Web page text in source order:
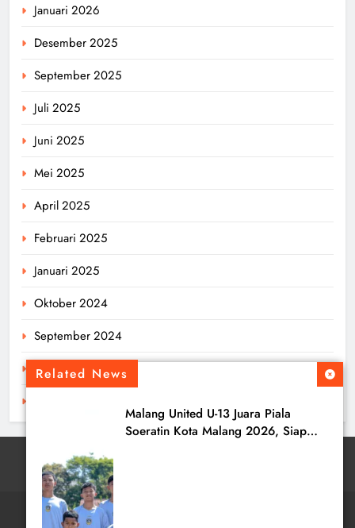
Related News
Malang United U-13 Juara Piala
Soeratin Kota Malang 2026, Siap
Januari 2026
Desember 2025
September 2025
Juli 2025
Juni 2025
Mei 2025
April 2025
Februari 2025
Januari 2025
Oktober 2024
September 2024
Agustus 2024